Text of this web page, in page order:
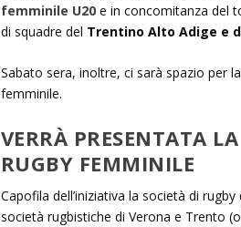
femminile U20 e in concomitanza del
di squadre del Trentino Alto Adige e
Sabato sera, inoltre, ci sarà spazio per
femminile.
VERRÀ PRESENTATA
RUGBY FEMMINILE
Capofila dell’iniziativa la società di rugby
società rugbistiche di Verona e Trento